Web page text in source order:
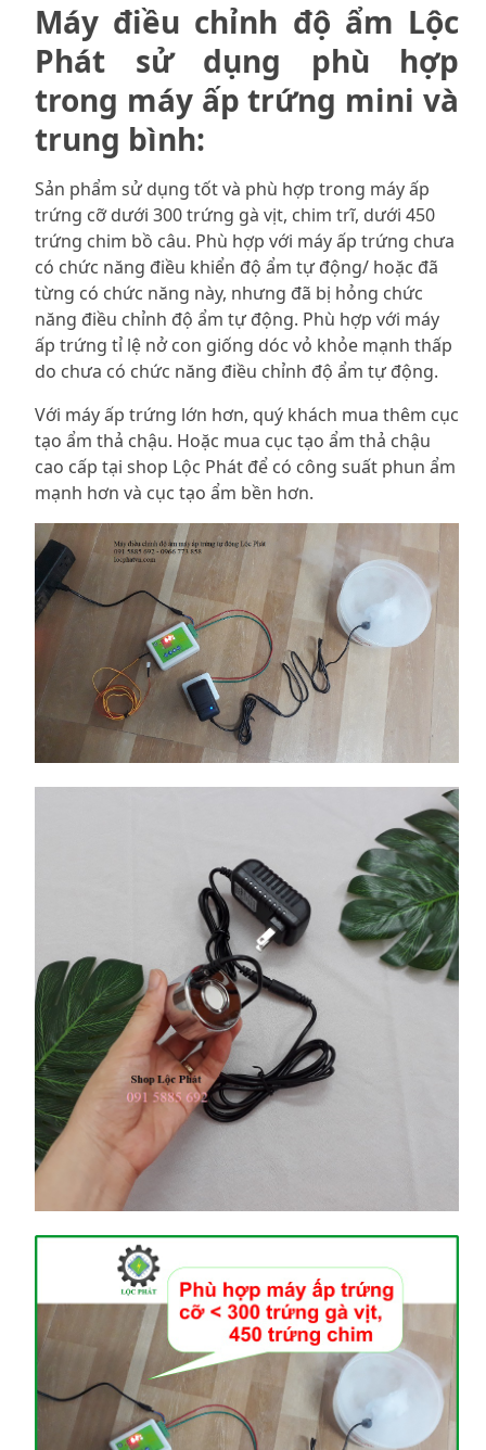
Máy điều chỉnh độ ẩm Lộc
Phát sử dụng phù hợp
trong máy ấp trứng mini và
trung bình:
Sản phẩm sử dụng tốt và phù hợp trong máy ấp
trứng cỡ dưới 300 trứng gà vịt, chim trĩ, dưới 450
trứng chim bồ câu. Phù hợp với máy ấp trứng chưa
có chức năng điều khiển độ ẩm tự động/ hoặc đã
từng có chức năng này, nhưng đã bị hỏng chức
năng điều chỉnh độ ẩm tự động. Phù hợp với máy
ấp trứng tỉ lệ nở con giống dóc vỏ khỏe mạnh thấp
do chưa có chức năng điều chỉnh độ ẩm tự động.
Với máy ấp trứng lớn hơn, quý khách mua thêm cục
tạo ẩm thả chậu. Hoặc mua cục tạo ẩm thả chậu
cao cấp tại shop Lộc Phát để có công suất phun ẩm
mạnh hơn và cục tạo ẩm bền hơn.